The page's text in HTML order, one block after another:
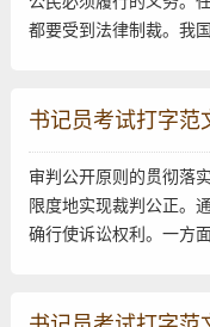
都要受到法律制裁。我
书记员考试打字范
审判公开原则的贯彻落
限度地实现裁判公正。
确行使诉讼权利。一方